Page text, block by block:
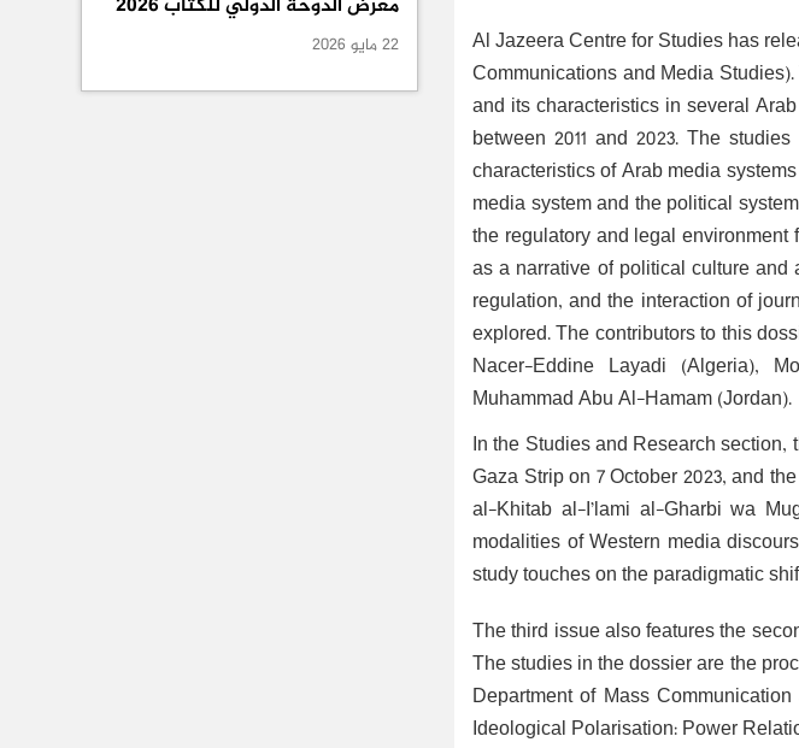
Al Jazeera Centre for Studies has
Communications and Media
and its characteristics in several
between 2011 and 2023. The
characteristics of Arab media
media system and the political
the regulatory and legal
as a narrative of political culture
regulation, and the interaction of
explored. The contributors to this
Nacer-Eddine Layadi (Algeria),
Muhammad Abu Al-Hamam (Jordan).
In the Studies and Research
Gaza Strip on 7 October 2023, and
al-Khitab al-I’lami al-Gharbi wa
modalities of Western media
study touches on the paradigmatic
The third issue also features the
The studies in the dossier are the
Department of Mass
Ideological Polarisation: Power
معرض الدوحة الدولي للكتاب 2026
22 مايو 2026